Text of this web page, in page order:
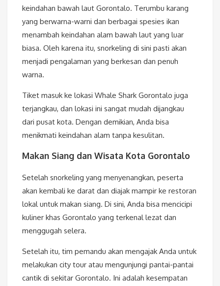
keindahan bawah laut Gorontalo. Terumbu karang
yang berwarna-warni dan berbagai spesies ikan
menambah keindahan alam bawah laut yang luar
biasa. Oleh karena itu, snorkeling di sini pasti akan
menjadi pengalaman yang berkesan dan penuh
warna.
Tiket masuk ke lokasi Whale Shark Gorontalo juga
terjangkau, dan lokasi ini sangat mudah dijangkau
dari pusat kota. Dengan demikian, Anda bisa
menikmati keindahan alam tanpa kesulitan.
Makan Siang dan Wisata Kota Gorontalo
Setelah snorkeling yang menyenangkan, peserta
akan kembali ke darat dan diajak mampir ke restoran
lokal untuk makan siang. Di sini, Anda bisa mencicipi
kuliner khas Gorontalo yang terkenal lezat dan
menggugah selera.
Setelah itu, tim pemandu akan mengajak Anda untuk
melakukan city tour atau mengunjungi pantai-pantai
cantik di sekitar Gorontalo. Ini adalah kesempatan